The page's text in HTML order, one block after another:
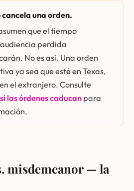
una orden.
que el tiempo
perdida
No es así. Una orden
ya sea que esté en Texas,
el extranjero. Consulte
si las órdenes caducan para
misdemeanor — la